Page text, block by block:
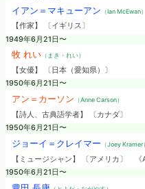
イアン＝マキューアン （Ian McEwan）
【作家】 〔イギリス〕
1949年6月21日〜
牧 れい（まき・れい）
【女優】 〔日本（愛知県）〕
1950年6月21日〜
アン＝カーソン （Anne Carson）
【詩人、古典語学者】 〔カナダ〕
1950年6月21日〜
ジョーイ＝クレイマー （Joey Kramer）
【ミュージシャン】 〔アメリカ〕
1950年6月21日〜